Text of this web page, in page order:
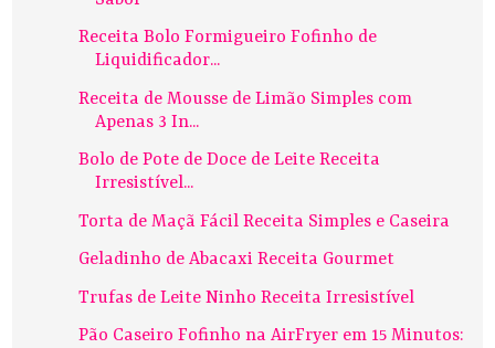
Receita Bolo Formigueiro Fofinho de
Liquidificador...
Receita de Mousse de Limão Simples com
Apenas 3 In...
Bolo de Pote de Doce de Leite Receita
Irresistível...
Torta de Maçã Fácil Receita Simples e Caseira
Geladinho de Abacaxi Receita Gourmet
Trufas de Leite Ninho Receita Irresistível
Pão Caseiro Fofinho na AirFryer em 15 Minutos: